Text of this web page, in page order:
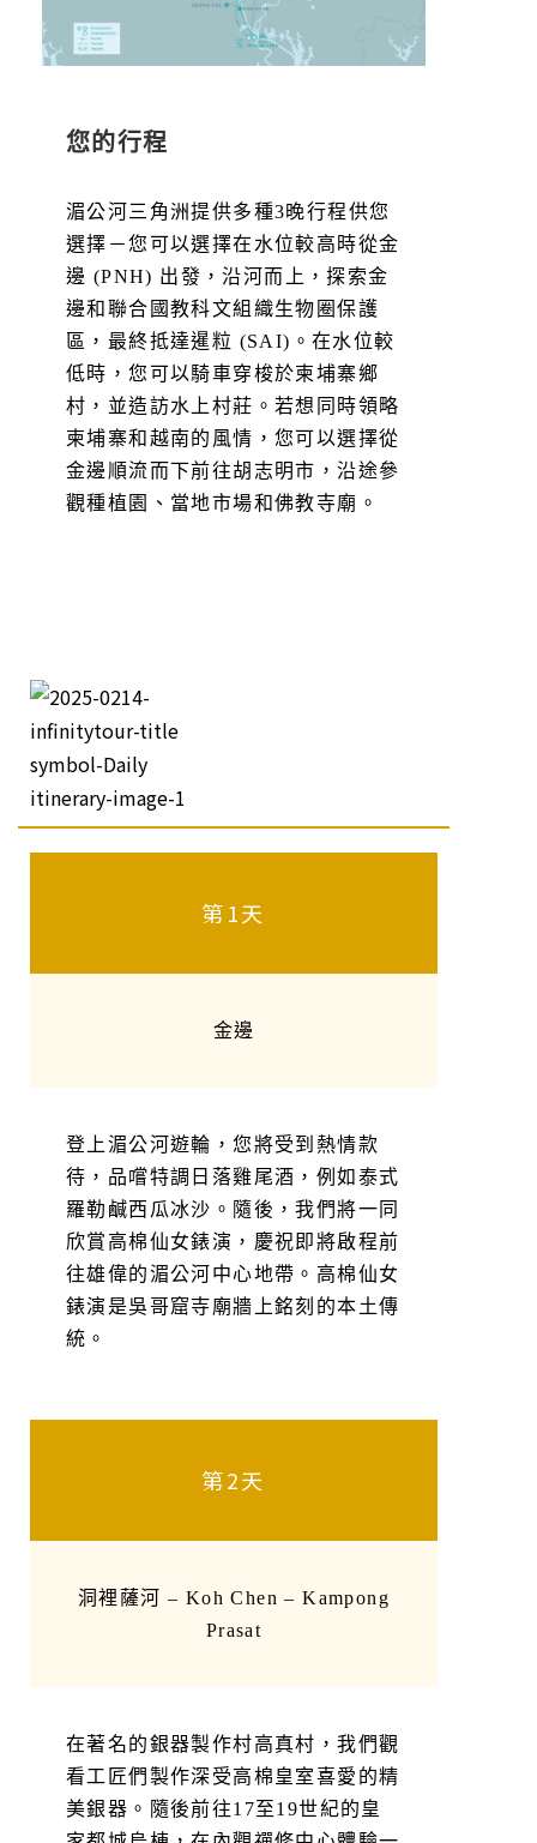
您的行程
湄公河三角洲提供多種3晚行程供您
選擇－您可以選擇在水位較高時從金
邊 (PNH) 出發，沿河而上，探索金
邊和聯合國教科文組織生物圈保護
區，最終抵達暹粒 (SAI)。在水位較
低時，您可以騎車穿梭於柬埔寨鄉
村，並造訪水上村莊。若想同時領略
柬埔寨和越南的風情，您可以選擇從
金邊順流而下前往胡志明市，沿途參
觀種植園、當地市場和佛教寺廟。
第1天
金邊
登上湄公河遊輪，您將受到熱情款
待，品嚐特調日落雞尾酒，例如泰式
羅勒鹹西瓜冰沙。隨後，我們將一同
欣賞高棉仙女錶演，慶祝即將啟程前
往雄偉的湄公河中心地帶。高棉仙女
錶演是吳哥窟寺廟牆上銘刻的本土傳
統。
第2天
洞裡薩河 – Koh Chen – Kampong
Prasat
在著名的銀器製作村高真村，我們觀
看工匠們製作深受高棉皇室喜愛的精
美銀器。隨後前往17至19世紀的皇